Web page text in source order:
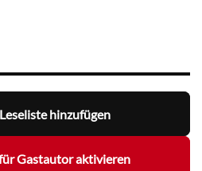
hinzufügen
Gastautor aktivieren